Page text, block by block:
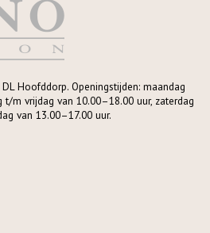
Hoofddorp. Openingstijden: maandag
t/m vrijdag van 10.00–18.00 uur, zaterdag
van 13.00–17.00 uur.